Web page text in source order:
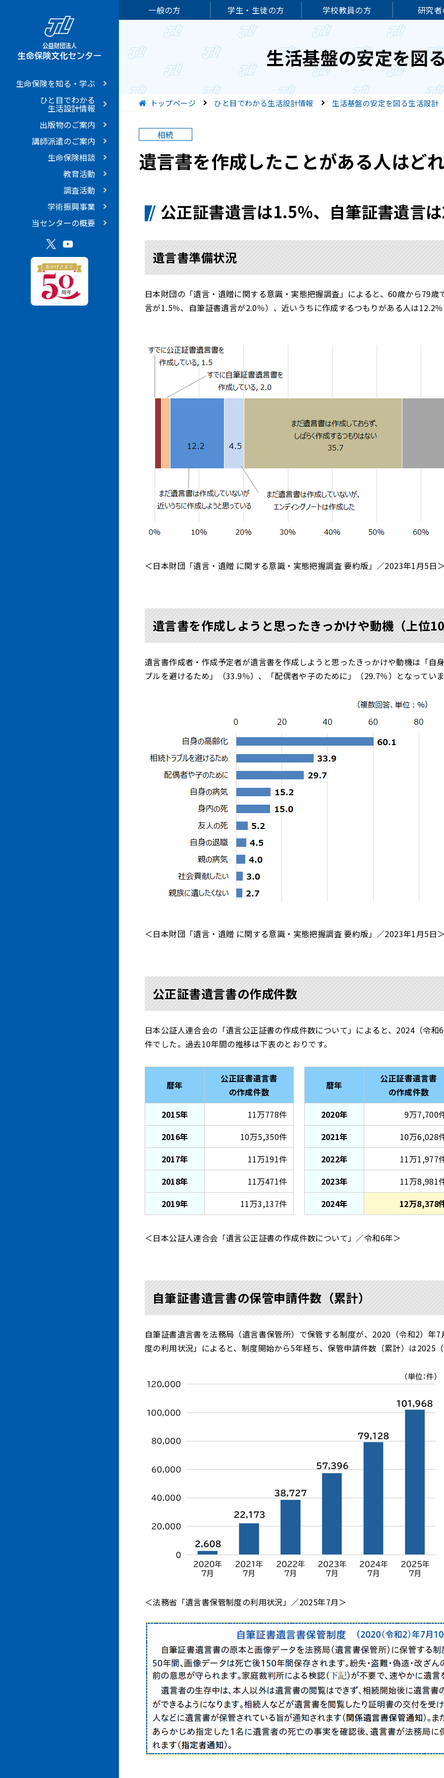
一般の方 学生・生徒の方 学校教員の方 研究
生命保険を知る・学ぶ
ひと目でわかる
生活設計情報
出版物のご案内
講師派遣のご案内
生命保険相談
教育活動
調査活動
学術振興事業
当センターの概要
生活基盤の安定を図
現在位置 トップページ ひと目でわかる生活設計情報 生活基盤の安定を図る生活設計
相続
遺言書を作成したことがある人はど
公正証書遺言は1.5％、自筆証書遺言
遺言書準備状況
日本財団の「遺言・遺贈に関する意識・実態把握調査」によると、60歳から79
言が1.5％、自筆証書遺言が2.0％）、近いうちに作成するつもりがある人は12.2
＜日本財団「遺言・遺贈 に関する意識・実態把握調査 要約版」／2023年1月5日
遺言書を作成しようと思ったきっかけや動機（上位
遺言書作成者・作成予定者が遺言書を作成しようと思ったきっかけや動機は「
ブルを避けるため」（33.9％）、「配偶者や子のために」（29.7％）となってい
＜日本財団「遺言・遺贈 に関する意識・実態把握調査 要約版」／2023年1月5日
公正証書遺言書の作成件数
日本公証人連合会の「遺言公正証書の作成件数について」によると、2024（令
件でした。過去10年間の推移は下表のとおりです。
暦年
公正証書遺言書
の作成件数
暦年
公正証書遺言書
の作成件数
2015年
11万778件 2020年
9万7,700
2016年
10万5,350件 2021年
10万6,028
2017年
11万191件 2022年
11万1,977
2018年
11万471件 2023年
11万8,981
2019年
11万3,137件 2024年 12万8,378
＜日本公証人連合会「遺言公正証書の作成件数について」／令和6年＞
自筆証書遺言書の保管申請件数（累計）
自筆証書遺言書を法務局（遺言書保管所）で保管する制度が、2020（令和2）年
度の利用状況」によると、制度開始から5年経ち、保管申請件数（累計）は2025
＜法務省「遺言書保管制度の利用状況」／2025年7月＞